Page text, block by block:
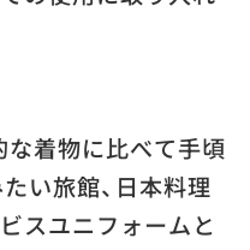
着物に比べて手頃
い旅館、日本料理
スユニフォームと